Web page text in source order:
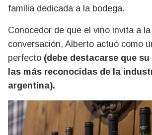
familia dedicada a la bodega.
Conocedor de que el vino invita a
conversación, Alberto actuó como
perfecto (debe destacarse que
las más reconocidas de la
argentina).